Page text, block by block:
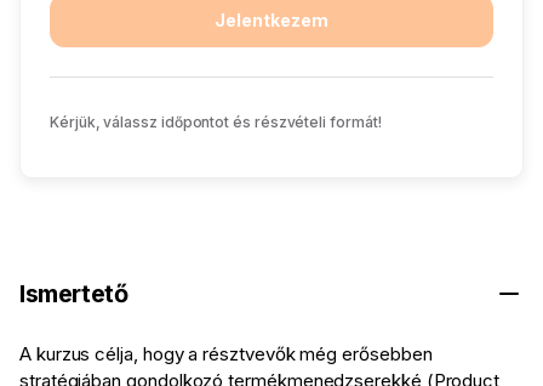
Jelentkezem
Kérjük, válassz időpontot és részvételi formát!
Ismertető
A kurzus célja, hogy a résztvevők még erősebben
stratégiában gondolkozó termékmenedzserekké (Product